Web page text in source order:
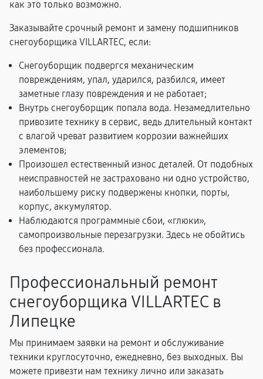
как это только возможно.
Заказывайте срочный ремонт и замену подшипников
снегоуборщика VILLARTEC, если:
Снегоуборщик подвергся механическим
повреждениям, упал, ударился, разбился, имеет
заметные глазу повреждения и не работает;
Внутрь снегоуборщик попала вода. Незамедлительно
привозите технику в сервис, ведь длительный контакт
с влагой чреват развитием коррозии важнейших
элементов;
Произошел естественный износ деталей. От подобных
неисправностей не застраховано ни одно устройство,
наибольшему риску подвержены кнопки, порты,
корпус, аккумулятор.
Наблюдаются программные сбои, «глюки»,
самопроизвольные перезагрузки. Здесь не обойтись
без профессионала.
Профессиональный ремонт
снегоуборщика VILLARTEC в
Липецке
Мы принимаем заявки на ремонт и обслуживание
техники круглосуточно, ежедневно, без выходных. Вы
можете привезти нам технику лично или заказать